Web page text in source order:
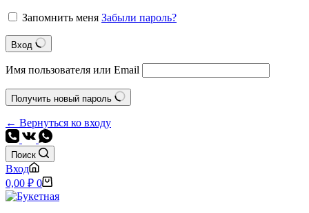
Запомнить меня Забыли пароль?
Вход
Имя пользователя или Email
Получить новый пароль
← Вернуться ко входу
Поиск
Вход
Корзина
0,00 ₽ 0